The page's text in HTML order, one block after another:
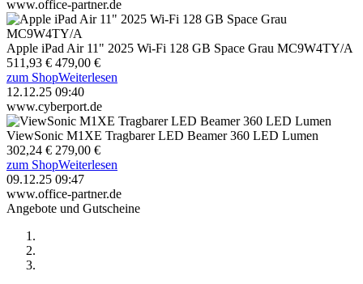
www.office-partner.de
Apple iPad Air 11" 2025 Wi-Fi 128 GB Space Grau MC9W4TY/A
511,93 € 479,00 €
zum ShopWeiterlesen
12.12.25 09:40
www.cyberport.de
ViewSonic M1XE Tragbarer LED Beamer 360 LED Lumen
302,24 € 279,00 €
zum ShopWeiterlesen
09.12.25 09:47
www.office-partner.de
Angebote und Gutscheine